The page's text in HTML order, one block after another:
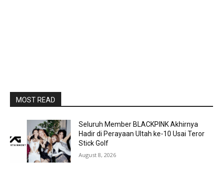
MOST READ
Seluruh Member BLACKPINK Akhirnya
Hadir di Perayaan Ultah ke-10 Usai Teror
Stick Golf
August 8, 2026